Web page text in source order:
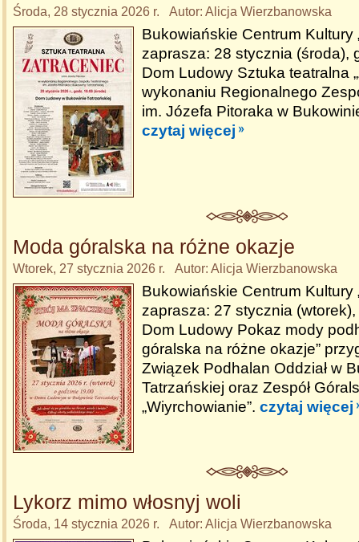
Środa, 28 stycznia 2026 r. Autor: Alicja Wierzbanowska
Bukowiańskie Centrum Kultury
zaprasza: 28 stycznia (środa),
Dom Ludowy Sztuka teatralna
wykonaniu Regionalnego
im. Józefa Pitoraka w
czytaj więcej
Moda góralska na różne okazje
Wtorek, 27 stycznia 2026 r. Autor: Alicja Wierzbanowska
Bukowiańskie Centrum Kultury
zaprasza: 27 stycznia
Dom Ludowy Pokaz mody
góralska na różne okazje”
Związek Podhalan Oddział w
Tatrzańskiej oraz Zespół
„Wiyrchowianie”. czytaj więcej
Lykorz mimo włosnyj woli
Środa, 14 stycznia 2026 r. Autor: Alicja Wierzbanowska